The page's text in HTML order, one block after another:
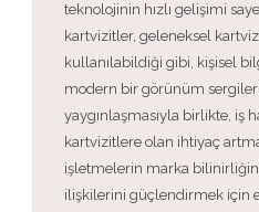
teknolojinin hızlı gelişimi
kartvizitler, geleneksel
kullanılabildiği gibi, kişisel
modern bir görünüm
yaygınlaşmasıyla birlikte, iş
kartvizitlere olan ihtiyaç
işletmelerin marka
ilişkilerini güçlendirmek için